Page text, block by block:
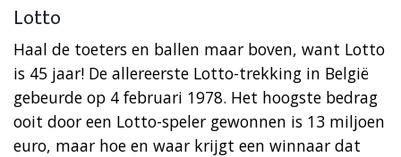
Lotto
Haal de toeters en ballen maar boven, want Lotto
is 45 jaar! De allereerste Lotto-trekking in België
gebeurde op 4 februari 1978. Het hoogste bedrag
ooit door een Lotto-speler gewonnen is 13 miljoen
euro, maar hoe en waar krijgt een winnaar dat